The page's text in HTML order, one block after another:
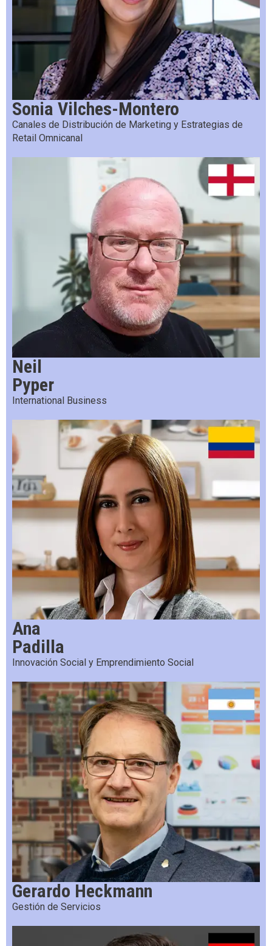
Sonia Vilches-Montero
Canales de Distribución de Marketing y Estrategias de
Retail Omnicanal
Neil
Pyper
International Business
Ana
Padilla
Innovación Social y Emprendimiento Social
Gerardo Heckmann
Gestión de Servicios